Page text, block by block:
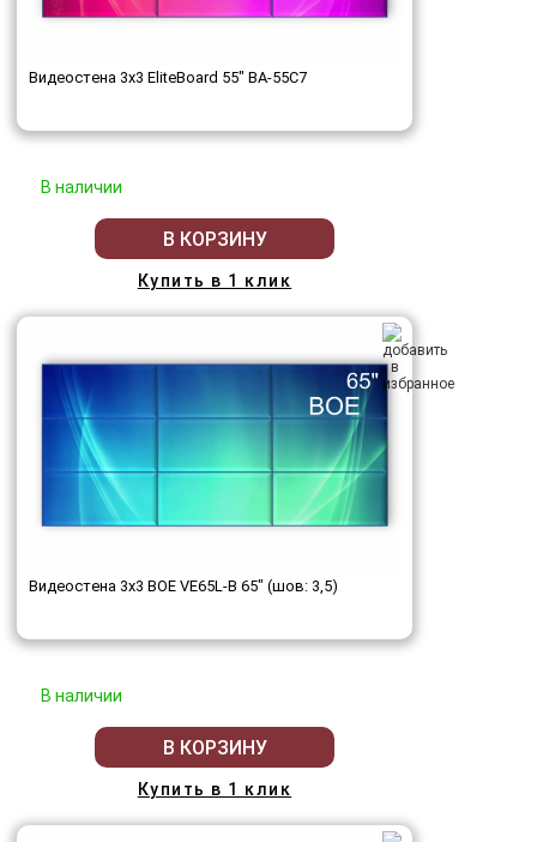
Видеостена 3x3 EliteBoard 55" BA-55C7
В наличии
В КОРЗИНУ
Купить в 1 клик
Видеостена 3x3 BOE VE65L-B 65" (шов: 3,5)
В наличии
В КОРЗИНУ
Купить в 1 клик